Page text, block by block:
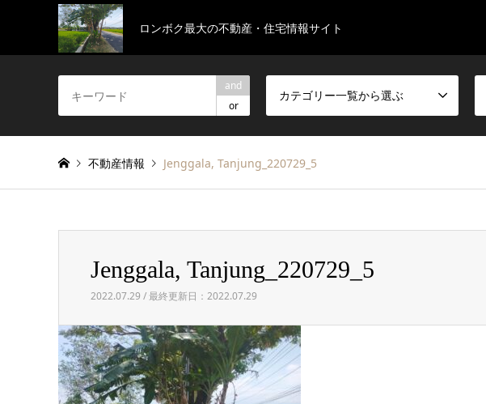
ロンボク最大の不動産・住宅情報サイト
and
or
カテゴリー一覧から選ぶ
不動産情報 Jenggala, Tanjung_220729_5
Jenggala, Tanjung_220729_5
2022.07.29 / 最終更新日：2022.07.29